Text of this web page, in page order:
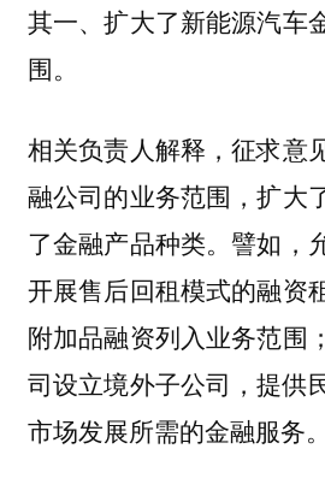
其一、扩大了新能源汽车
围。
相关负责人解释，征求意
融公司的业务范围，扩大
了金融产品种类。譬如，
开展售后回租模式的融资
附加品融资列入业务范围
司设立境外子公司，提供
市场发展所需的金融服务。